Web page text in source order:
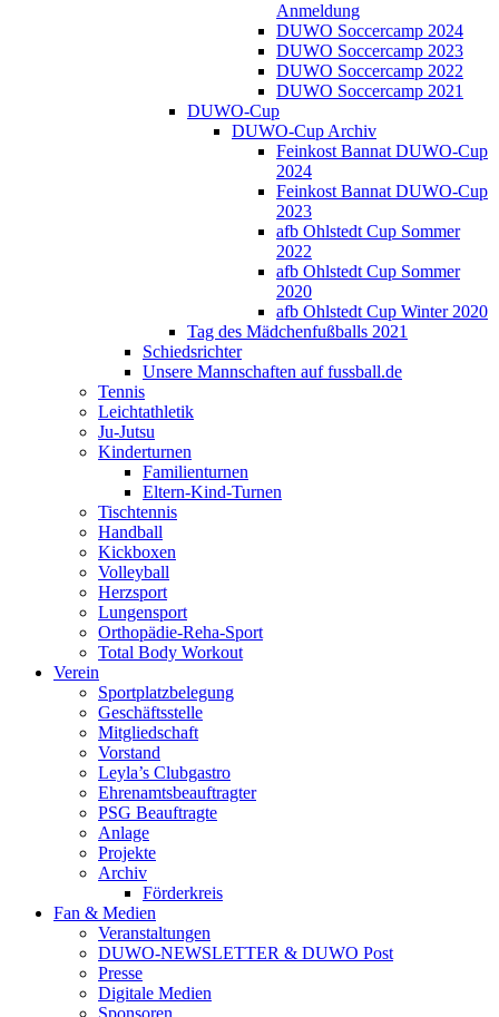
Anmeldung
DUWO Soccercamp 2024
DUWO Soccercamp 2023
DUWO Soccercamp 2022
DUWO Soccercamp 2021
DUWO-Cup
DUWO-Cup Archiv
Feinkost Bannat DUWO-Cup
2024
Feinkost Bannat DUWO-Cup
2023
afb Ohlstedt Cup Sommer
2022
afb Ohlstedt Cup Sommer
2020
afb Ohlstedt Cup Winter 2020
Tag des Mädchenfußballs 2021
Schiedsrichter
Unsere Mannschaften auf fussball.de
Tennis
Leichtathletik
Ju-Jutsu
Kinderturnen
Familienturnen
Eltern-Kind-Turnen
Tischtennis
Handball
Kickboxen
Volleyball
Herzsport
Lungensport
Orthopädie-Reha-Sport
Total Body Workout
Verein
Sportplatzbelegung
Geschäftsstelle
Mitgliedschaft
Vorstand
Leyla’s Clubgastro
Ehrenamtsbeauftragter
PSG Beauftragte
Anlage
Projekte
Archiv
Förderkreis
Fan & Medien
Veranstaltungen
DUWO-NEWSLETTER & DUWO Post
Presse
Digitale Medien
Sponsoren